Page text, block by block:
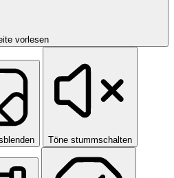
vorlesen
Töne stummschalten